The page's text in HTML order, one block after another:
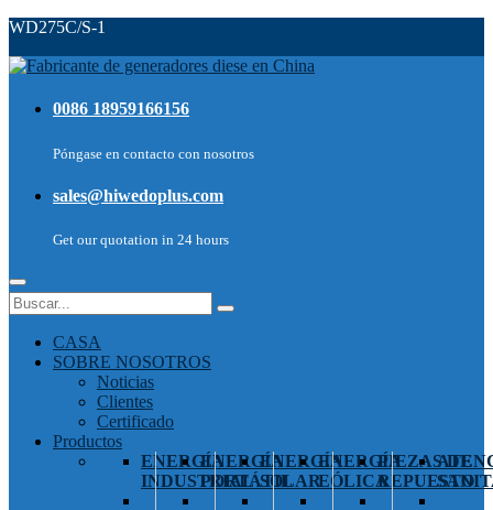
WD275C/S-1
0086 18959166156
Póngase en contacto con nosotros
sales@hiwedoplus.com
Get our quotation in 24 hours
CASA
SOBRE NOSOTROS
Noticias
Clientes
Certificado
Productos
ENERGÍA
INDUSTRIAL
ENERGÍA
PORTÁTIL
ENERGÍA
SOLAR
ENERGÍA
EÓLICA
PIEZAS DE
REPUESTO